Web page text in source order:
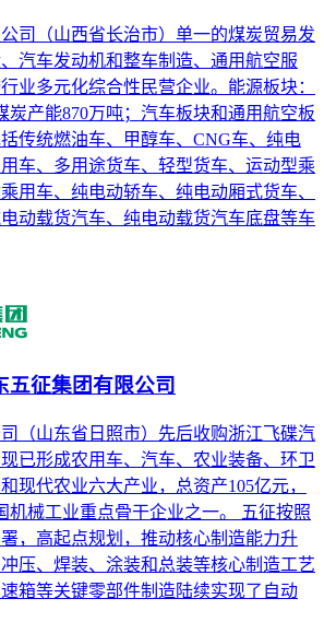
司（山西省长治市）单一的煤炭贸易发
汽车发动机和整车制造、通用航空服
业多元化综合性民营企业。能源板块：
炭产能870万吨；汽车板块和通用航空板
传统燃油车、甲醇车、CNG车、纯电
车、多用途货车、轻型货车、运动型乘
用车、纯电动轿车、纯电动厢式货车、
动载货汽车、纯电动载货汽车底盘等车
五征集团有限公司
（山东省日照市）先后收购浙江飞碟汽
已形成农用车、汽车、农业装备、环卫
现代农业六大产业，总资产105亿元，
机械工业重点骨干企业之一。 五征按照
，高起点规划，推动核心制造能力升
压、焊装、涂装和总装等核心制造工艺
箱等关键零部件制造陆续实现了自动